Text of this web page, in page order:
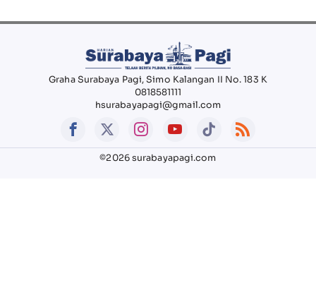
Graha Surabaya Pagi, Simo Kalangan II No. 183 K
0818581111
hsurabayapagi@gmail.com
©2026 surabayapagi.com